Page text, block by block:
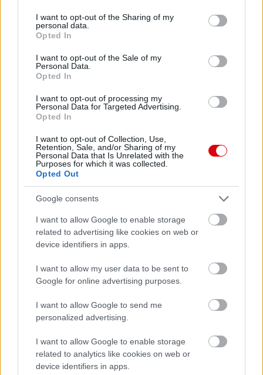
not limited to your visit or usage behaviour. You may click to
grant or deny consent to Google and its third-party tags to
use your data for below specified purposes in below Google
consent section.
I want to opt-out of the Sharing of my
personal data.
Opted In
I want to opt-out of the Sale of my
Personal Data.
Opted In
I want to opt-out of processing my
Personal Data for Targeted Advertising.
Opted In
I want to opt-out of Collection, Use,
Retention, Sale, and/or Sharing of my
Personal Data that Is Unrelated with the
Purposes for which it was collected.
Opted Out
Google consents
I want to allow Google to enable storage
related to advertising like cookies on web or
device identifiers in apps.
I want to allow my user data to be sent to
Google for online advertising purposes.
I want to allow Google to send me
personalized advertising.
I want to allow Google to enable storage
related to analytics like cookies on web or
device identifiers in apps.
Manchester United
Felkészülési szezon 4. mérkőzés
Nya Ullevi, Göteborg
2026-08-08 17:00
1 nap 15 óra 39 perc 49 másodperc
Leeds UnitedvsManchester United
AC MilanvsManchester United2026-08-15 18:00
ELŐZŐ MÉRKŐZÉSEK
Támogatás
Támogasd adományoddal
Kapcsolódó hírek